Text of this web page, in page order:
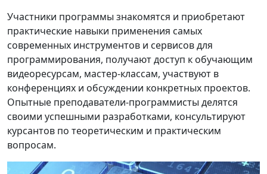
Участники программы знакомятся и приобретают
практические навыки применения самых
современных инструментов и сервисов для
программирования, получают доступ к обучающим
видеоресурсам, мастер-классам, участвуют в
конференциях и обсуждении конкретных проектов.
Опытные преподаватели-программисты делятся
своими успешными разработками, консультируют
курсантов по теоретическим и практическим
вопросам.